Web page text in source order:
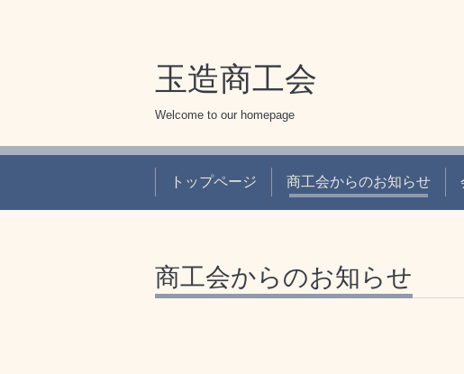
玉造商工会
Welcome to our homepage
トップページ 商工会からのお知らせ
商工会からのお知らせ